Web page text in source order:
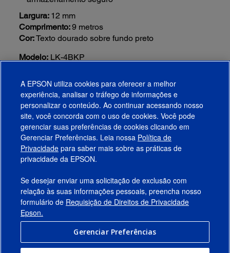
Largura: 12 mm
Comprimento:9 metros
Cor:Texto dourado sobre fundo preto
Modelo: LK-4BKP
Visão geral
Funciona Com
Produtos
Suporte
Links Sugeridos
Empresa
Conecte-se com a Epson
A EPSON utiliza cookies para oferecer a melhor
experiência, analisar o tráfego de informações e
personalizar o conteúdo. Ao continuar acessando nosso
site, você concorda com o uso de cookies. Você pode
gerenciar suas preferências de cookies clicando em
Gerenciar Preferências. Leia nossa Política de
Privacidade para saber mais sobre as práticas de
privacidade da EPSON.
Se desejar enviar uma solicitação de exclusão com
relação às suas informações pessoais, preencha nosso
formulário de Requisição de Direitos de Privacidade
Epson.
Gerenciar Preferências